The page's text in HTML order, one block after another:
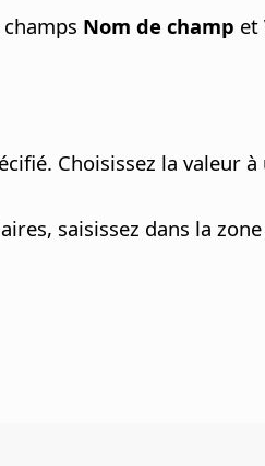
Nom de champ et
Choisissez la valeur
saisissez dans la